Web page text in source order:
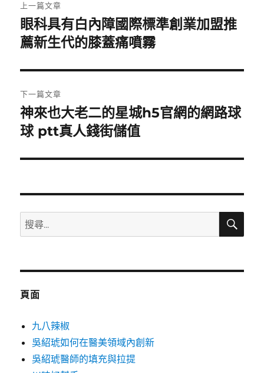
章
導
覽
上一篇文章
上
一
文
章:
眼科具有白內障國際標準創業加盟推
薦新生代的膝蓋痛噴霧
下一篇文章
下
一
文
神來也大老二的星城h5官網的網路球
球 ptt真人錢街儲值
搜
尋
鍵
搜
頁面
九八辣椒
吳紹琥如何在醫美領域內創新
吳紹琥醫師的填充與拉提